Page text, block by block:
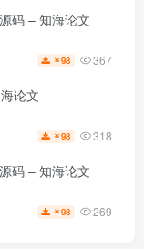
码 – 知海论文
￥98 367
论文
￥98 318
码 – 知海论文
￥98 269